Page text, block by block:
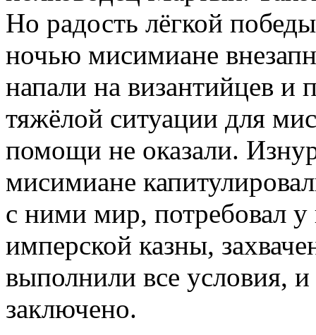
Но радость лёгкой
ночью мисимиане
напали на византийцев и
тяжёлой ситуации для
помощи не оказали.
мисимиане
с ними мир, потребовал
имперской казны,
выполнили все условия,
заключено.